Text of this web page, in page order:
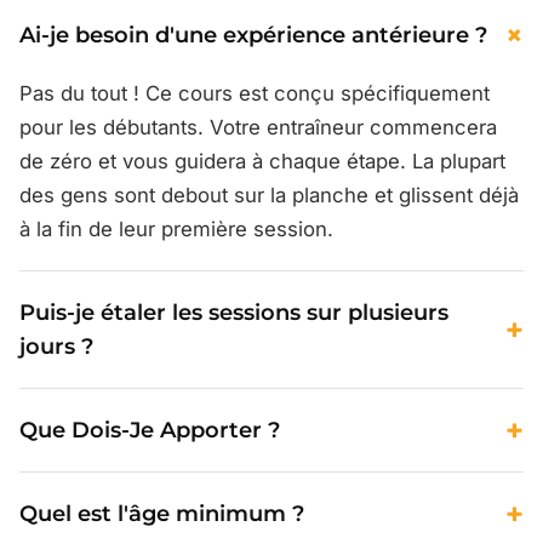
Ai-je besoin d'une expérience antérieure ? +
Pas du tout ! Ce cours est conçu spécifiquement
pour les débutants. Votre entraîneur commencera
de zéro et vous guidera à chaque étape. La plupart
des gens sont debout sur la planche et glissent déjà
à la fin de leur première session.
Puis-je étaler les sessions sur plusieurs
jours ?
+
Étaler vos sessions sur 2 à 3 jours permet à votre
corps de se reposer et vous aide à retenir ce que
vous avez appris. Planifiez simplement chaque
Que Dois-Je Apporter ? +
de la crème solaire. Nous fournissons le
Quel est l'âge minimum ? +